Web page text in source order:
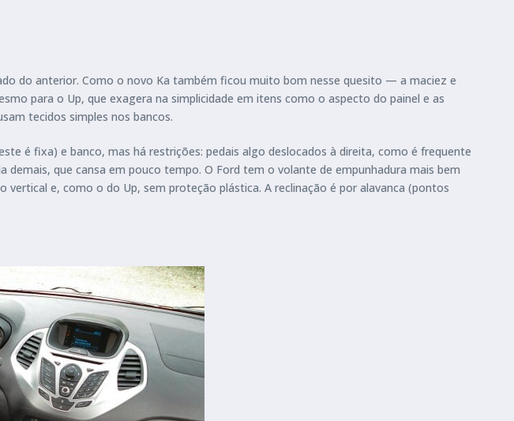
do anterior. Como o novo Ka também ficou muito bom nesse quesito — a maciez e
para o Up, que exagera na simplicidade em itens como o aspecto do painel e as
tecidos simples nos bancos.
é fixa) e banco, mas há restrições: pedais algo deslocados à direita, como é frequente
que cansa em pouco tempo. O Ford tem o volante de empunhadura mais bem
e, como o do Up, sem proteção plástica. A reclinação é por alavanca (pontos